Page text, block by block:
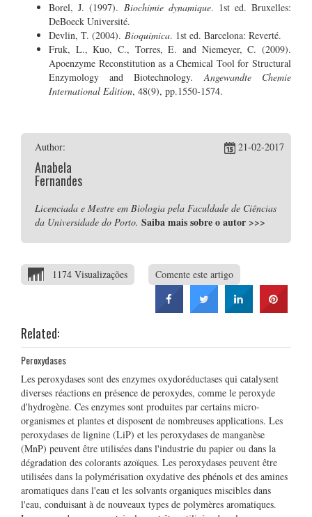
Borel, J. (1997). Biochimie dynamique. 1st ed. Bruxelles:
DeBoeck Université.
Devlin, T. (2004). Bioquímica. 1st ed. Barcelona: Reverté.
Fruk, L., Kuo, C., Torres, E. and Niemeyer, C. (2009).
Apoenzyme Reconstitution as a Chemical Tool for Structural
Enzymology and Biotechnology.Angewandte Chemie
International Edition, 48(9), pp.1550-1574.
Author:
Anabela
Fernandes
21-02-2017
Licenciada e Mestre em Biologia pela Faculdade de Ciências
da Universidade do Porto. Saiba mais sobre o autor >>>
1174 Visualizações Comente este artigo
Related:
Peroxydases
Les peroxydases sont des enzymes oxydoréductases qui catalysent
diverses réactions en présence de peroxydes, comme le peroxyde
d'hydrogène. Ces enzymes sont produites par certains micro-
organismes et plantes et disposent de nombreuses applications. Les
peroxydases de lignine (LiP) et les peroxydases de manganèse
(MnP) peuvent être utilisées dans l'industrie du papier ou dans la
dégradation des colorants azoïques. Les peroxydases peuvent être
utilisées dans la polymérisation oxydative des phénols et des amines
aromatiques dans l'eau et les solvants organiques miscibles dans
l'eau, conduisant à de nouveaux types de polymères aromatiques.